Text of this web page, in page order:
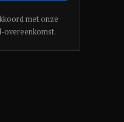
met onze
-overeenkomst.